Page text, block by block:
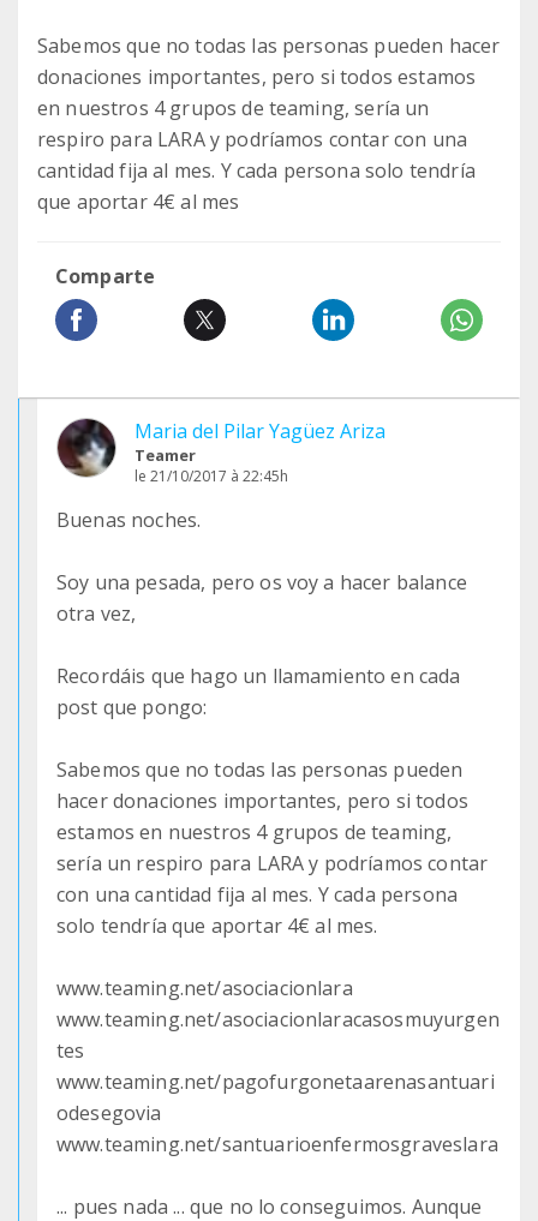
Sabemos que no todas las personas pueden hacer
donaciones importantes, pero si todos estamos
en nuestros 4 grupos de teaming, sería un
respiro para LARA y podríamos contar con una
cantidad fija al mes. Y cada persona solo tendría
que aportar 4€ al mes
Comparte
Maria del Pilar Yagüez Ariza
Teamer
le 21/10/2017 à 22:45h
Buenas noches.
Soy una pesada, pero os voy a hacer balance
otra vez,
Recordáis que hago un llamamiento en cada
post que pongo:
Sabemos que no todas las personas pueden
hacer donaciones importantes, pero si todos
estamos en nuestros 4 grupos de teaming,
sería un respiro para LARA y podríamos contar
con una cantidad fija al mes. Y cada persona
solo tendría que aportar 4€ al mes.
www.teaming.net/asociacionlara
www.teaming.net/asociacionlaracasosmuyurgen
tes
www.teaming.net/pagofurgonetaarenasantuari
odesegovia
www.teaming.net/santuarioenfermosgraveslara
... pues nada ... que no lo conseguimos. Aunque